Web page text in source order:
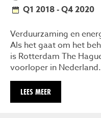
Q1 2018 - Q4 2020
Verduurzaming en
Als het gaat om het
is Rotterdam The
voorloper in
LEES MEER